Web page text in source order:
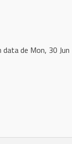
de Mon, 30